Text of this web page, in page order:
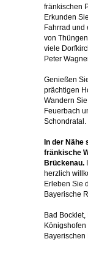
fränkischen
Erkunden
Fahrrad und
von
viele
Peter
Genießen
prächtigen
Wandern
Feuerbach
Schondratal.
In der Nähe
fränkische
Brückenau.
herzlich
Erleben Sie
Bayerische
Bad